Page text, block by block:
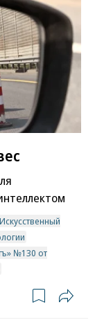
Искусственный
№130 от